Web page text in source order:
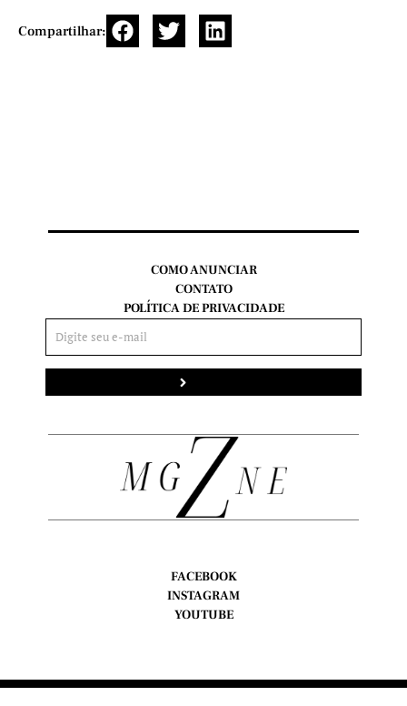
Compartilhar:
FACEBOOK
INSTAGRAM
YOUTUBE
COMO ANUNCIAR
CONTATO
POLÍTICA DE PRIVACIDADE